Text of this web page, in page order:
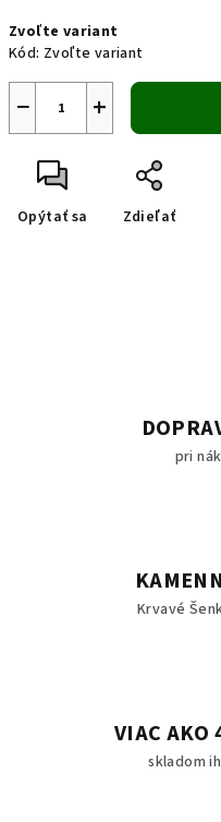
cena:
Zvoľte variant
Kód: Zvoľte variant
+
−
Opýtať sa Zdieľať
pri
Krvavé
VIAC AKO
skladom